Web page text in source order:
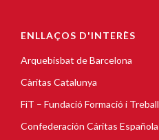
ENLLAÇOS D'INTERÈS
Arquebisbat de Barcelona
Càritas Catalunya
FiT – Fundació Formació i Treball
Confederación Cáritas Española